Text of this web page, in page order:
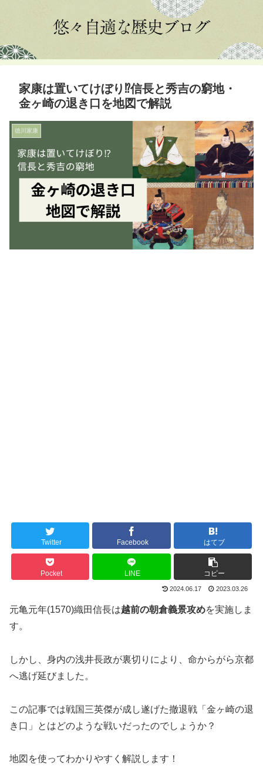
家康は置いてけぼり⁉信長と秀吉の窮地・
金ヶ崎の退き口を地図で解説
徳川家康
Twitter Facebook はてブ
Pocket LINE コピー
2024.06.17 2023.03.26
元亀元年(1570)織田信長は越前の朝倉義景攻めを実施しま
す。
しかし、身内の浅井長政が裏切りにより、命からがら京都
へ逃げ延びました。
この記事では戦国三英傑が成し遂げた撤退戦「金ヶ崎の退
き口」とはどのような戦いだったのでしょうか？
地図を使ってわかりやすく解説します！